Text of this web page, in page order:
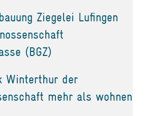
Ziegelei Lufingen
(BGZ)
Winterthur der
mehr als wohnen